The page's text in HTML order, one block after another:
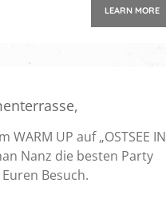
LEARN MORE
,
UP auf „OSTSEE IN
Nanz die besten Party
Besuch.